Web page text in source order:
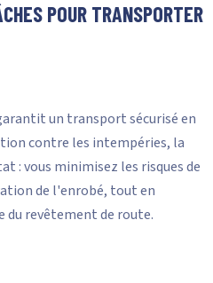
POUR TRANSPORTER
un transport sécurisé en
contre les intempéries, la
: vous minimisez les risques de
de l'enrobé, tout en
revêtement de route.